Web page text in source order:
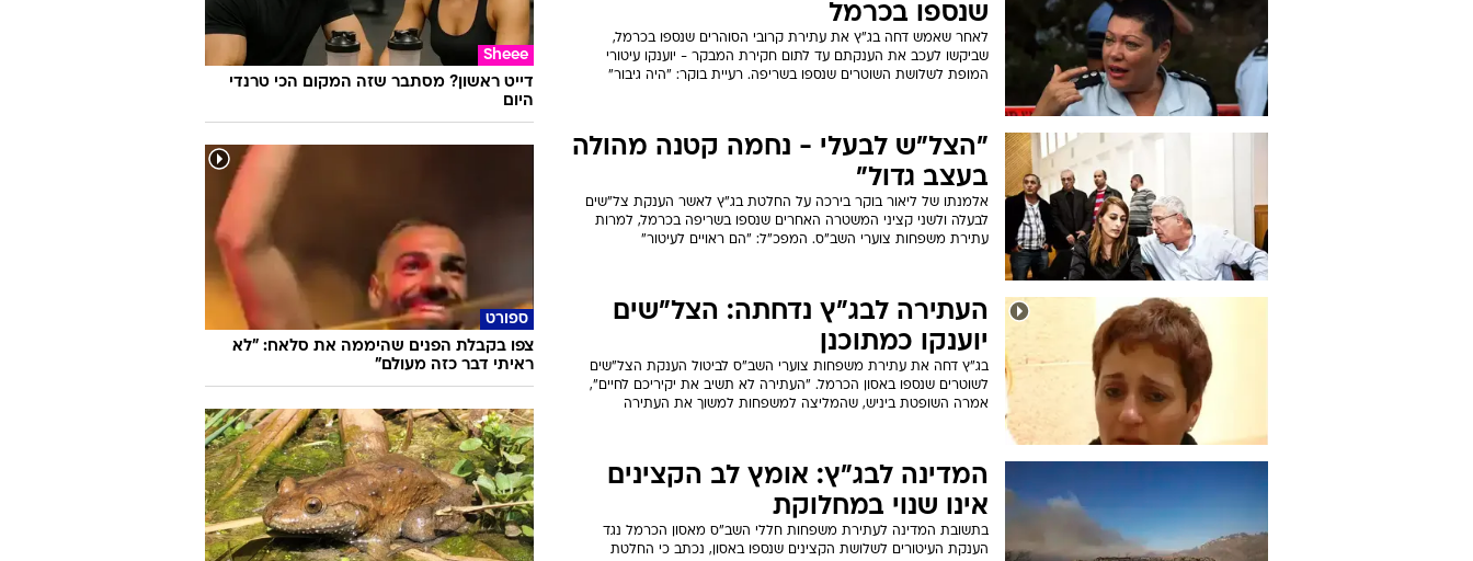
שנספו בכרמל
לאחר שאמש דחה בג"ץ את עתירת קרובי הסוהרים שנספו בכרמל,
שביקשו לעכב את הענקתם עד לתום חקירת המבקר - יוענקו עיטורי
המופת לשלושת השוטרים שנספו בשריפה. רעיית בוקר: "היה גיבור"
"הצל"ש לבעלי - נחמה קטנה מהולה
בעצב גדול"
אלמנתו של ליאור בוקר בירכה על החלטת בג"ץ לאשר הענקת צל"שים
לבעלה ולשני קציני המשטרה האחרים שנספו בשריפה בכרמל, למרות
עתירת משפחות צוערי השב"ס. המפכ"ל: "הם ראויים לעיטור"
העתירה לבג"ץ נדחתה: הצל"שים
יוענקו כמתוכנן
בג"ץ דחה את עתירת משפחות צוערי השב"ס לביטול הענקת הצל"שים
לשוטרים שנספו באסון הכרמל. "העתירה לא תשיב את יקיריכם לחיים",
אמרה השופטת ביניש, שהמליצה למשפחות למשוך את העתירה
המדינה לבג"ץ: אומץ לב הקצינים
אינו שנוי במחלוקת
בתשובת המדינה לעתירת משפחות חללי השב"ס מאסון הכרמל נגד
הענקת העיטורים לשלושת הקצינים שנספו באסון, נכתב כי החלטת
Sheee
דייט ראשון? מסתבר שזה המקום הכי טרנדי
היום
ספורט
צפו בקבלת הפנים שהיממה את סלאח: "לא
ראיתי דבר כזה מעולם"